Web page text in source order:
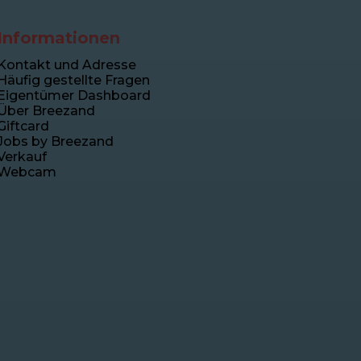
Kontakt und Adresse
Häufig gestellte Fragen
Eigentümer Dashboard
Breezand
by Breezand